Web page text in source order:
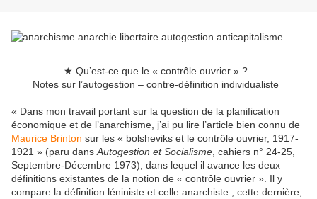
★ Qu’est-ce que le « contrôle ouvrier » ?
Notes sur l’autogestion – contre-définition individualiste
« Dans mon travail portant sur la question de la planification
économique et de l’anarchisme, j’ai pu lire l’article bien connu de
Maurice Brinton sur les « bolsheviks et le contrôle ouvrier, 1917-
1921 » (paru dans Autogestion et Socialisme , cahiers n° 24-25,
Septembre-Décembre 1973), dans lequel il avance les deux
définitions existantes de la notion de « contrôle ouvrier ». Il y
compare la définition léniniste et celle anarchiste ; cette dernière,